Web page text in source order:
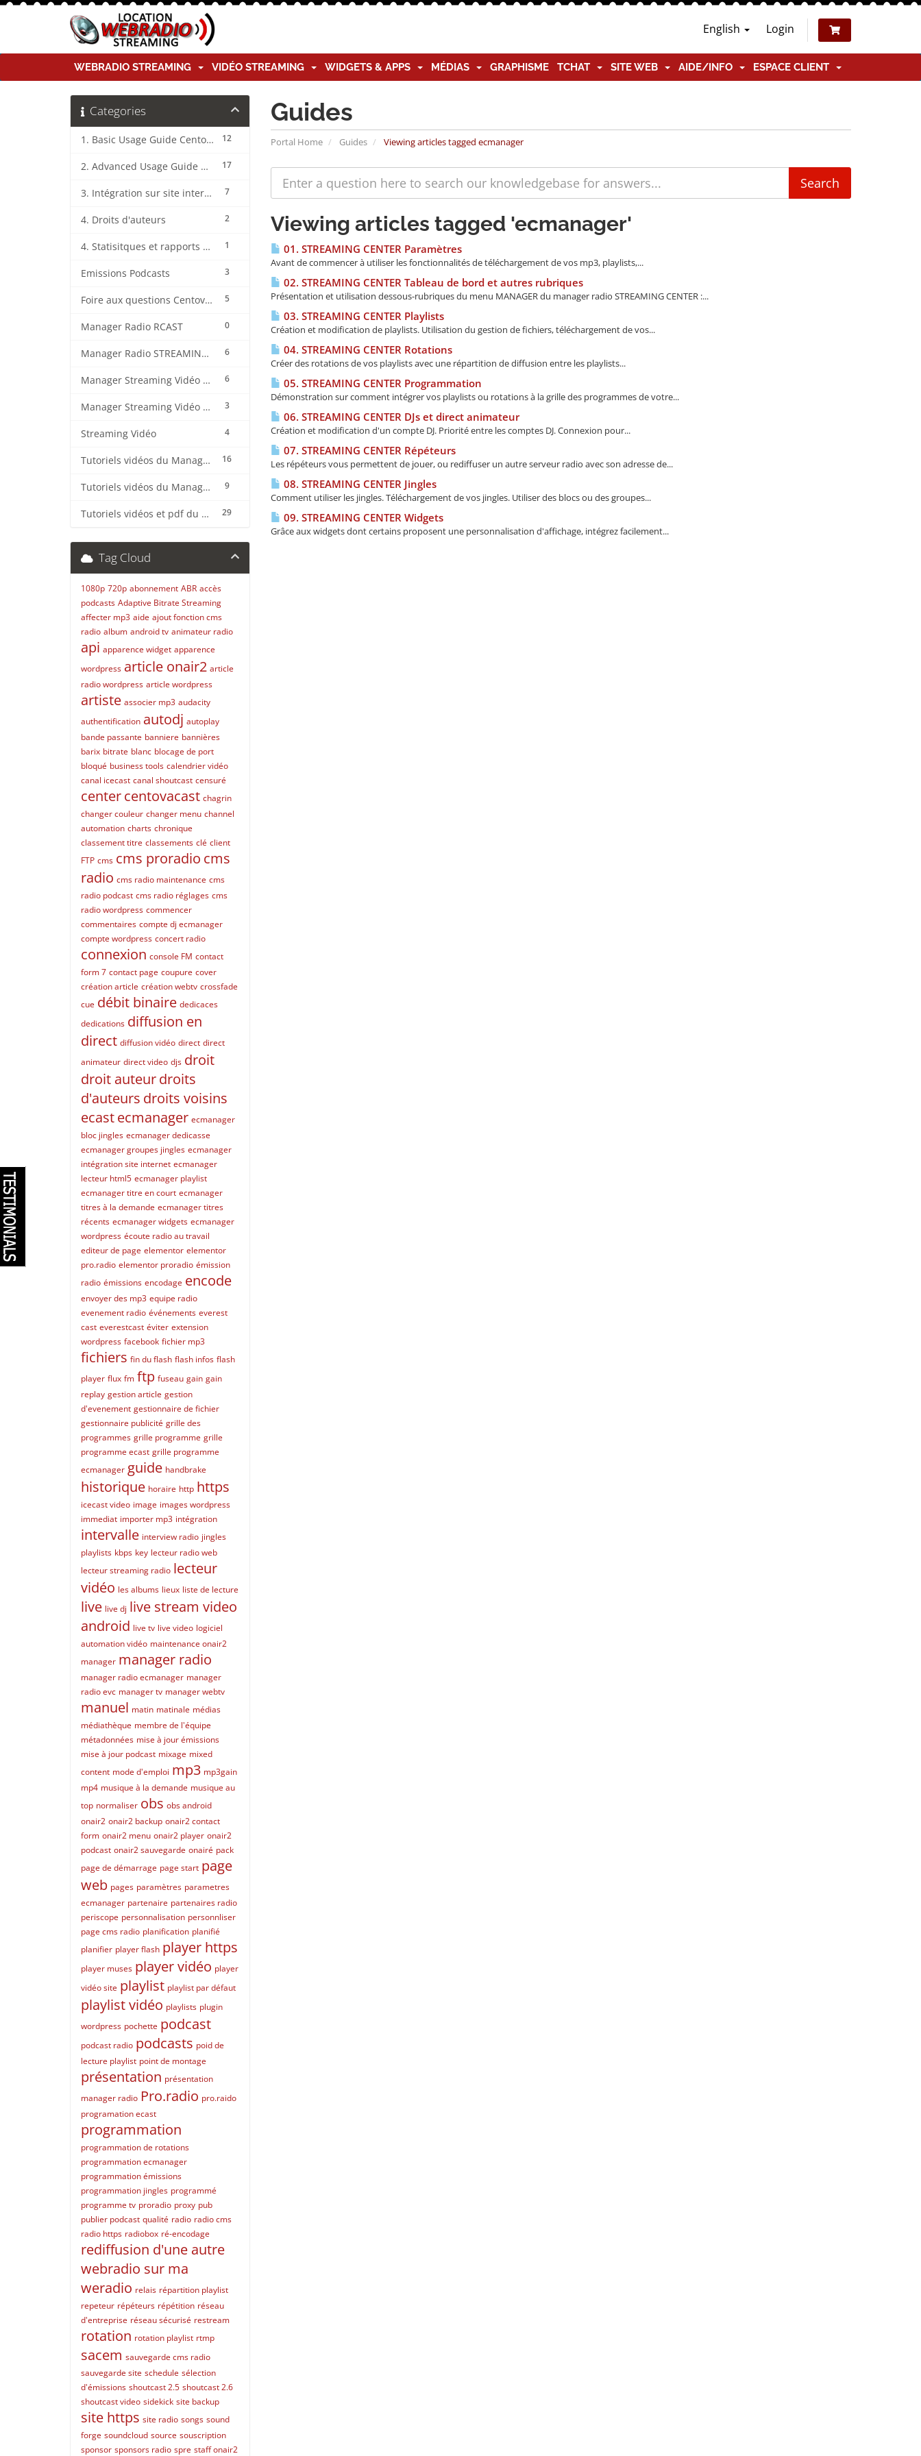
English Login
WEBRADIO STREAMING VIDÉO STREAMING WIDGETS & APPS MÉDIAS GRAPHISME TCHAT SITE WEB AIDE/INFO ESPACE CLIENT
Guides
Portal Home Guides Viewing articles tagged ecmanager
Categories
12
1. Basic Usage Guide CentovaCast
17
2. Advanced Usage Guide CentovaCast
7
3. Intégration sur site internet CentovaCast
2
4. Droits d'auteurs
1
4. Statisitques et rapports CentovaCast
3
Emissions Podcasts
5
Foire aux questions CentovaCast
0
Manager Radio RCAST
6
Manager Radio STREAMING CENTER
6
Manager Streaming Vidéo TVMCP
3
Manager Streaming Vidéo VDO
4
Streaming Vidéo
16
Tutoriels vidéos du Manager Radio CentovaCast
9
Tutoriels vidéos du Manager Radio STREAMING CENTER
29
Tutoriels vidéos et pdf du CMS Radio Wordpress + OnAir2/Pro.Radio
Viewing articles tagged 'ecmanager'
01. STREAMING CENTER Paramètres
Avant de commencer à utiliser les fonctionnalités de téléchargement de vos mp3, playlists,...
02. STREAMING CENTER Tableau de bord et autres rubriques
Présentation et utilisation dessous-rubriques du menu MANAGER du manager radio STREAMING CENTER :...
03. STREAMING CENTER Playlists
Création et modification de playlists. Utilisation du gestion de fichiers, téléchargement de vos...
04. STREAMING CENTER Rotations
Créer des rotations de vos playlists avec une répartition de diffusion entre les playlists...
05. STREAMING CENTER Programmation
Démonstration sur comment intégrer vos playlists ou rotations à la grille des programmes de votre...
06. STREAMING CENTER DJs et direct animateur
Création et modification d'un compte DJ. Priorité entre les comptes DJ. Connexion pour...
07. STREAMING CENTER Répéteurs
Les répéteurs vous permettent de jouer, ou rediffuser un autre serveur radio avec son adresse de...
08. STREAMING CENTER Jingles
Comment utiliser les jingles. Téléchargement de vos jingles. Utiliser des blocs ou des groupes...
09. STREAMING CENTER Widgets
Grâce aux widgets dont certains proposent une personnalisation d'affichage, intégrez facilement...
Tag Cloud
1080p 720p abonnement ABR accès
podcasts Adaptive Bitrate Streaming
affecter mp3 aide ajout fonction cms
radio album android tv animateur radio
api apparence widget apparence
wordpress article onair2 article
radio wordpress article wordpress
artiste associer mp3 audacity
authentification autodj autoplay
bande passante banniere bannières
barix bitrate blanc blocage de port
bloqué business tools calendrier vidéo
canal icecast canal shoutcast censuré
centercentovacast chagrin
changer couleur changer menu channel
automation charts chronique
classement titre classements clé client
FTP cms cms proradio cms
radio cms radio maintenance cms
radio podcast cms radio réglages cms
radio wordpress commencer
commentaires compte dj ecmanager
compte wordpress concert radio
connexion console FM contact
form 7 contact page coupure cover
création article création webtv crossfade
cue débit binaire dedicaces
dedications diffusion en
direct diffusion vidéo direct direct
animateur direct video djs droit
droit auteurdroits
d'auteurs droits voisins
ecastecmanager ecmanager
bloc jingles ecmanager dedicasse
ecmanager groupes jingles ecmanager
intégration site internet ecmanager
lecteur html5 ecmanager playlist
ecmanager titre en court ecmanager
titres à la demande ecmanager titres
récents ecmanager widgets ecmanager
wordpress écoute radio au travail
editeur de page elementor elementor
pro.radio elementor proradio émission
radio émissions encodage encode
envoyer des mp3 equipe radio
evenement radio événements everest
cast everestcast éviter extension
wordpress facebook fichier mp3
fichiers fin du flash flash infos flash
player flux fm ftp fuseau gain gain
replay gestion article gestion
d'evenement gestionnaire de fichier
gestionnaire publicité grille des
programmes grille programme grille
programme ecast grille programme
ecmanager guide handbrake
historique horaire http https
icecast video image images wordpress
immediat importer mp3 intégration
intervalle interview radio jingles
playlists kbps key lecteur radio web
lecteur streaming radio lecteur
vidéo les albums lieux liste de lecture
live live dj live stream video
android live tv live video logiciel
automation vidéo maintenance onair2
manager manager radio
manager radio ecmanager manager
radio evc manager tv manager webtv
manuel matin matinale médias
médiathèque membre de l'équipe
métadonnées mise à jour émissions
mise à jour podcast mixage mixed
content mode d'emploi mp3 mp3gain
mp4 musique à la demande musique au
top normaliser obs obs android
onair2 onair2 backup onair2 contact
form onair2 menu onair2 player onair2
podcast onair2 sauvegarde onairé pack
page de démarrage page start page
web pages paramètres parametres
ecmanager partenaire partenaires radio
periscope personnalisation personnliser
page cms radio planification planifié
planifier player flash player https
player muses player vidéo player
vidéo site playlist playlist par défaut
playlist vidéo playlists plugin
wordpress pochette podcast
podcast radio podcasts poid de
lecture playlist point de montage
présentation présentation
manager radio Pro.radio pro.raido
programation ecast
programmation
programmation de rotations
programmation ecmanager
programmation émissions
programmation jingles programmé
programme tv proradio proxy pub
publier podcast qualité radio radio cms
radio https radiobox ré-encodage
rediffusion d'une autre
webradio sur ma
weradio relais répartition playlist
repeteur répéteurs répétition réseau
d'entreprise réseau sécurisé restream
rotation rotation playlist rtmp
sacem sauvegarde cms radio
sauvegarde site schedule sélection
d'émissions shoutcast 2.5 shoutcast 2.6
shoutcast video sidekick site backup
site https site radio songs sound
forge soundcloud source souscription
sponsor sponsors radio spre staff onair2